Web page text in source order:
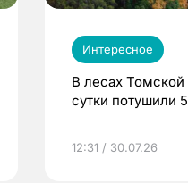
Интересное
В лесах Томской
сутки потушили
12:31 / 30.07.26